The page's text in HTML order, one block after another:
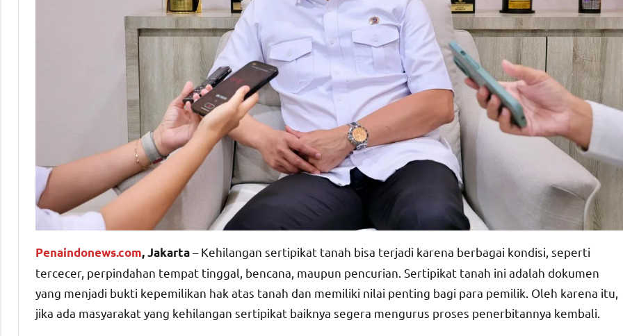
Penaindonews.com, Jakarta– Kehilangan sertipikat tanah bisa terjadi karena berbagai kondisi, seperti
tercecer, perpindahan tempat tinggal, bencana, maupun pencurian. Sertipikat tanah ini adalah dokumen
yang menjadi bukti kepemilikan hak atas tanah dan memiliki nilai penting bagi para pemilik. Oleh karena itu,
jika ada masyarakat yang kehilangan sertipikat baiknya segera mengurus proses penerbitannya kembali.